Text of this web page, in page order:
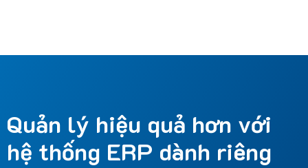
Quản lý hiệu quả hơn với
hệ thống ERP dành riêng